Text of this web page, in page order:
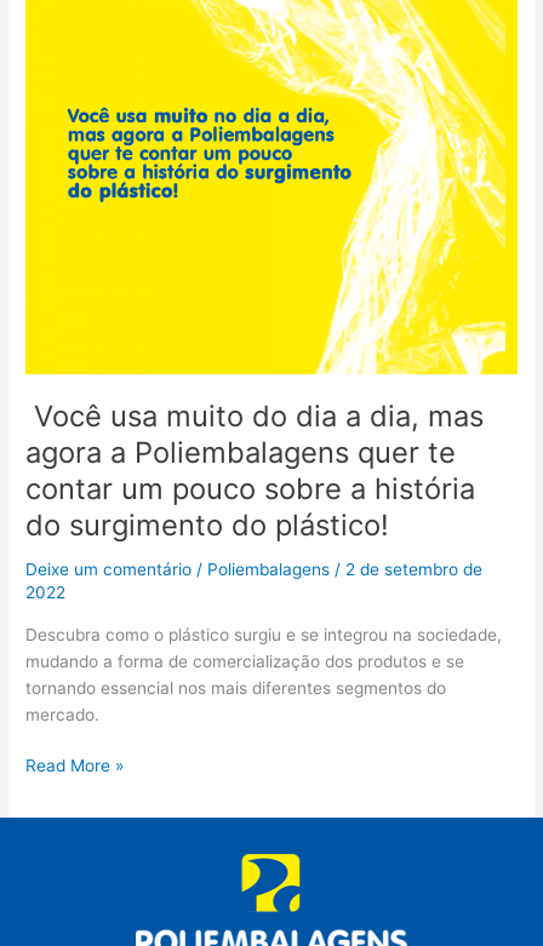
Você usa muito do dia a dia, mas
agora a Poliembalagens quer te
contar um pouco sobre a história
do surgimento do plástico!
Deixe um comentário / Poliembalagens / 2 de setembro de
2022
Descubra como o plástico surgiu e se integrou na sociedade,
mudando a forma de comercialização dos produtos e se
tornando essencial nos mais diferentes segmentos do
mercado.
agora
Poliembalagens
história
do
surgimento
do
plástico!
Read More »